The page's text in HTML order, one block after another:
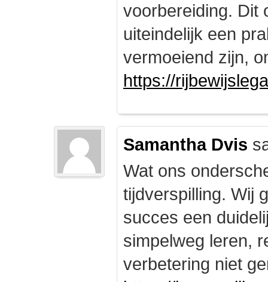
voorbereiding. Dit
uiteindelijk een
vermoeiend zijn,
https://
Samantha Dvis
Wat ons
tijdverspilling. Wij
succes een
simpelweg leren,
verbetering niet